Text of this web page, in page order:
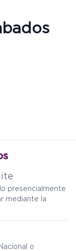
presencialmente
mediante la
o